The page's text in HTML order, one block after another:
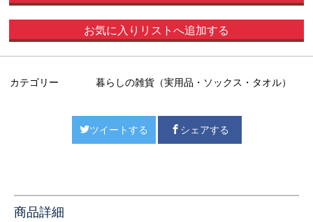
お気に入りリストへ追加する
カテゴリー 暮らしの雑貨（実用品・ソックス・タオル）
ツイートする シェアする
商品詳細